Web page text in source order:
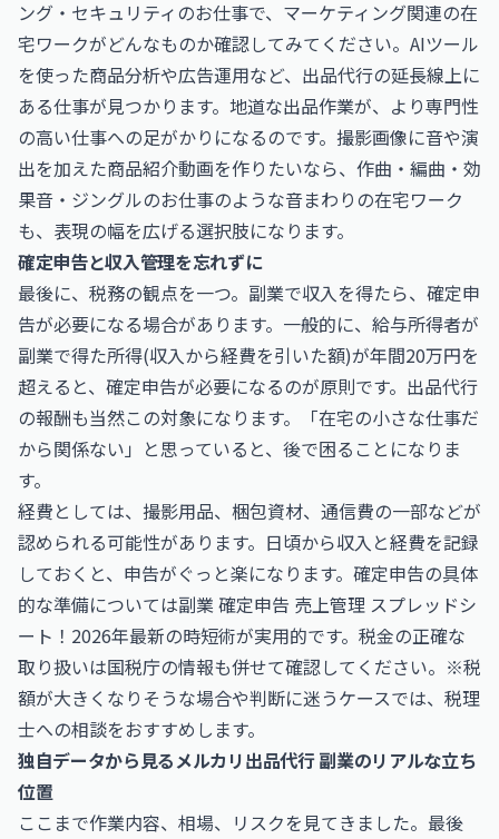
ング・セキュリティのお仕事で、マーケティング関連の在
宅ワークがどんなものか確認してみてください。AIツール
を使った商品分析や広告運用など、出品代行の延長線上に
ある仕事が見つかります。地道な出品作業が、より専門性
の高い仕事への足がかりになるのです。撮影画像に音や演
出を加えた商品紹介動画を作りたいなら、 作曲・編曲・効
果音・ジングルのお仕事のような音まわりの在宅ワーク
も、表現の幅を広げる選択肢になります。
確定申告と収入管理を忘れずに
最後に、税務の観点を一つ。副業で収入を得たら、確定申
告が必要になる場合があります。一般的に、給与所得者が
副業で得た所得(収入から経費を引いた額)が年間20万円を
超えると、確定申告が必要になるのが原則です。出品代行
の報酬も当然この対象になります。「在宅の小さな仕事だ
から関係ない」と思っていると、後で困ることになりま
す。
経費としては、撮影用品、梱包資材、通信費の一部などが
認められる可能性があります。日頃から収入と経費を記録
しておくと、申告がぐっと楽になります。確定申告の具体
的な準備については副業 確定申告 売上管理 スプレッドシ
ート！2026年最新の時短術が実用的です。税金の正確な
取り扱いは国税庁の情報も併せて確認してください。※税
額が大きくなりそうな場合や判断に迷うケースでは、税理
士への相談をおすすめします。
独自データから見るメルカリ出品代行 副業のリアルな立ち
位置
ここまで作業内容、相場、リスクを見てきました。最後